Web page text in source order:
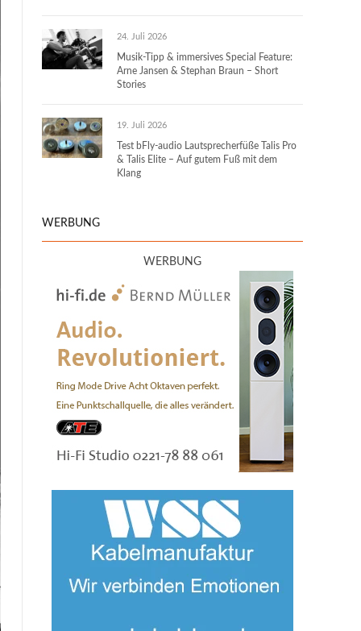
24. Juli 2026
Musik-Tipp & immersives Special Feature:
Arne Jansen & Stephan Braun – Short
Stories
19. Juli 2026
Test bFly-audio Lautsprecherfüße Talis Pro
& Talis Elite – Auf gutem Fuß mit dem
Klang
WERBUNG
WERBUNG